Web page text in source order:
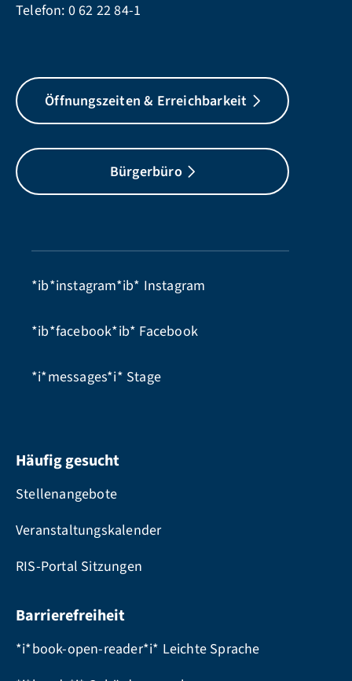
Telefon: 0 62 22 84-1
Öffnungszeiten & Erreichbarkeit
Bürgerbüro
*ib*instagram*ib* Instagram
*ib*facebook*ib* Facebook
*i*messages*i* Stage
Häufig gesucht
Stellenangebote
Veranstaltungskalender
RIS-Portal Sitzungen
Barrierefreiheit
*i*book-open-reader*i* Leichte Sprache